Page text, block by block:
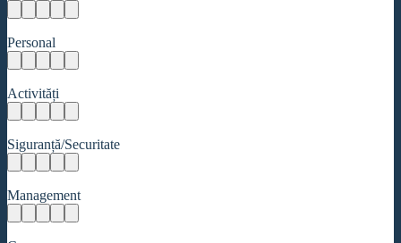
Personal
Activități
Siguranță/Securitate
Management